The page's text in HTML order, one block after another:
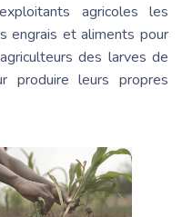
agricoles les
engrais et aliments pour
des larves de
produire leurs propres